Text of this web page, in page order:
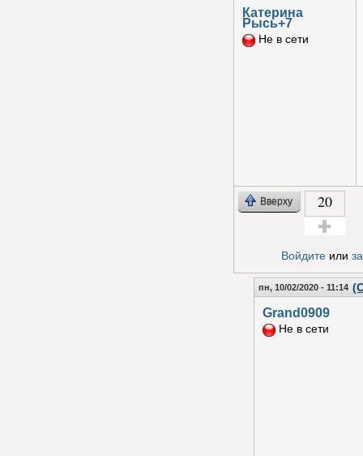
Катерина
Рысь+7
Не в сети
Вверху 20
Войдитеили
пн, 10/02/2020 - 11:14
Grand0909
Не в сети